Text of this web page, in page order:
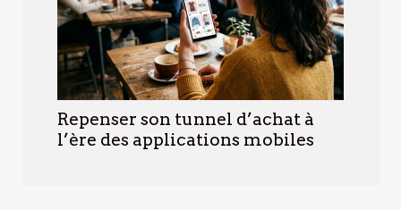
Repenser son tunnel d’achat à
l’ère des applications mobiles